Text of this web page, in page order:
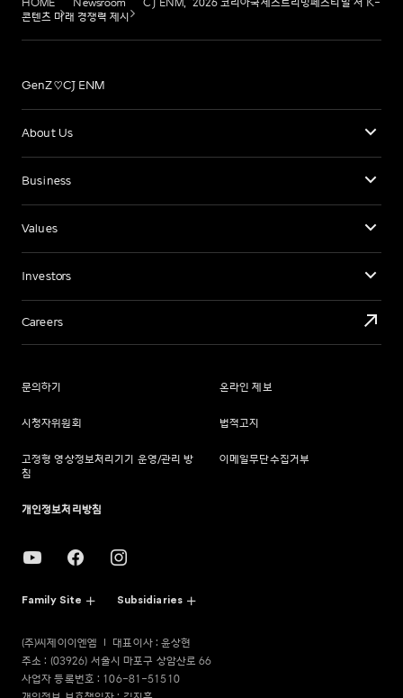
HOME Newsroom
CJ ENM, ‘2026 코리아국제스트리밍페스티벌’서 K-
콘텐츠 미래 경쟁력 제시
GenZ♡CJ ENM
About Us
Business
Values
Investors
Careers
문의하기 온라인 제보
시청자위원회 법적고지
고정형 영상정보처리기기 운영/관리 방
침
이메일무단수집거부
개인정보처리방침
Family Site Subsidiaries
(주)씨제이이엔엠
대표이사 : 윤상현
주소 : (03926) 서울시 마포구 상암산로 66
사업자 등록번호 : 106-81-51510